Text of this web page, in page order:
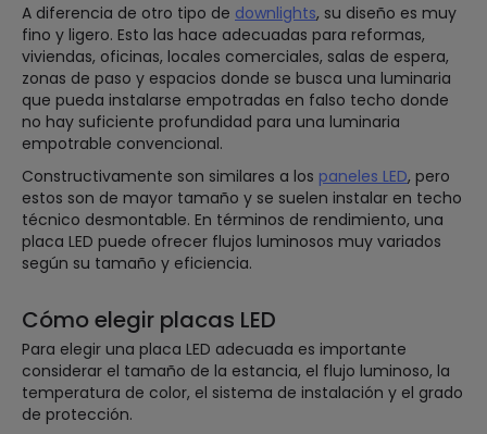
A diferencia de otro tipo de downlights, su diseño es muy
fino y ligero. Esto las hace adecuadas para reformas,
viviendas, oficinas, locales comerciales, salas de espera,
zonas de paso y espacios donde se busca una luminaria
que pueda instalarse empotradas en falso techo donde
no hay suficiente profundidad para una luminaria
empotrable convencional.
Constructivamente son similares a los paneles LED, pero
estos son de mayor tamaño y se suelen instalar en techo
técnico desmontable. En términos de rendimiento, una
placa LED puede ofrecer flujos luminosos muy variados
según su tamaño y eficiencia.
Cómo elegir placas LED
Para elegir una placa LED adecuada es importante
considerar el tamaño de la estancia, el flujo luminoso, la
temperatura de color, el sistema de instalación y el grado
de protección.